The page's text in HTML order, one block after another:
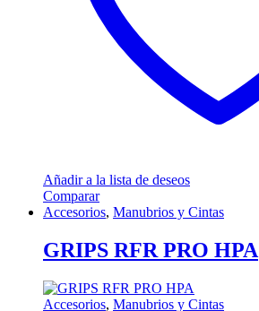
Añadir a la lista de deseos
Comparar
Accesorios, Manubrios y Cintas
GRIPS RFR PRO HPA
Accesorios, Manubrios y Cintas